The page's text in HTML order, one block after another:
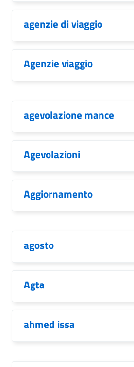
agenzie di viaggio
Agenzie viaggio
agevolazione mance
Agevolazioni
Aggiornamento
agosto
Agta
ahmed issa